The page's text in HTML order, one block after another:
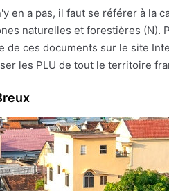
en a pas, il faut se référer à la
naturelles et forestières (N).
de ces documents sur le site
les PLU de tout le territoire